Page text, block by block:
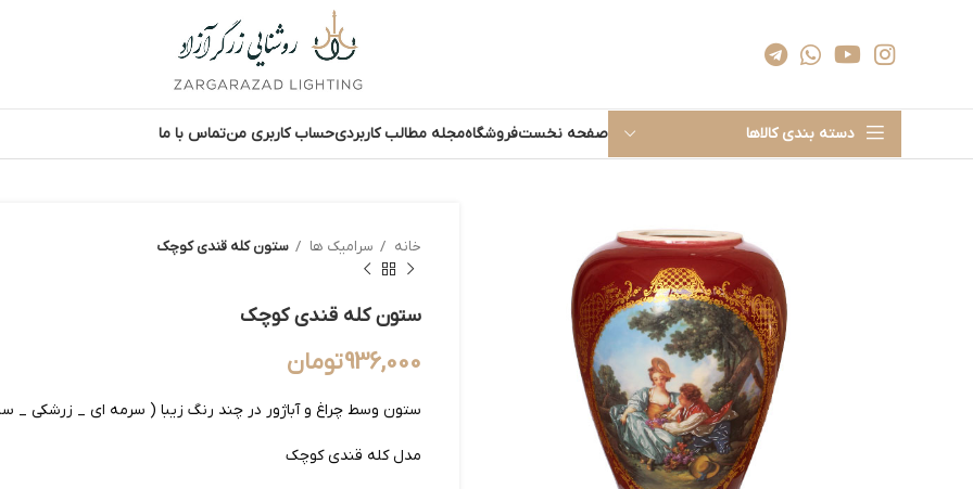
دسته بندی کالاها صفحه نخستفروشگاهمجله مطالب کاربردیحساب کاربری منتماس با ما
خانه سرامیک ها ستون کله قندی کوچک
ستون کله قندی کوچک
936,000تومان
ستون وسط چراغ و آباژور در چند رنگ زیبا ( سرمه ای _ زرشکی _
مدل کله قندی کوچک